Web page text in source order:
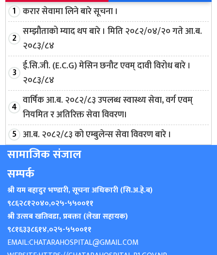
करार सेवामा लिने बारे सूचना ।
सम्झौताको म्याद थप बारे । मिति २०८२/०४/२० गते आ.ब.
२०८३/८४
ई.सि.जी. (E.C.G) मेसिन छनौट एवम् दावी विरोध बारे ।
२०८३/८४
वार्षिक आ.ब. २०८२/८३ उपलब्ध स्वास्थ्य सेवा, वर्ग एवम्
नियमित र अतिरिक्त सेवा विवरण।
आ.ब. २०८२/८३ को एम्बुलेन्स सेवा विवरण बारे ।
सामाजिक संजाल
सम्पर्क
श्री यम बहादुर भण्डारी, सूचना अधिकारी (सि.अ.हे.ब)
९८६२८१२०४०,०२५-५५००११
श्री उत्सब खतिवडा, प्रबक्ता (लेखा सहायक)
९८१६३३८६१४,०२५-५५००११
EMAIL:CHATARAHOSPITAL@GMAIL.COM